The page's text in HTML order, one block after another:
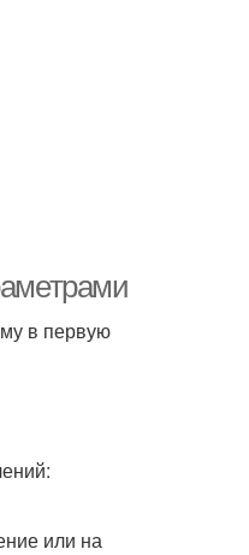
в первую
или на